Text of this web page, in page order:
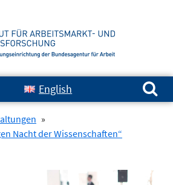
English
Suchen nach:
»
Nacht der Wissenschaften“